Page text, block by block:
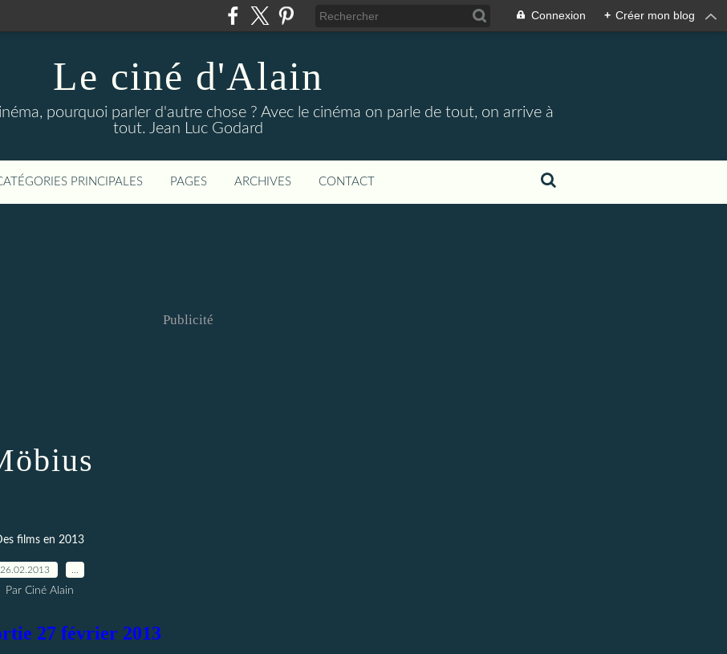
Connexion + Créer mon blog
Le ciné d'Alain
pourquoi parler d'autre chose ? Avec le cinéma on parle de tout, on arrive à
tout. Jean Luc Godard
PRINCIPALES PAGES ARCHIVES CONTACT
Publicité
films en 2013
26.02.2013
Par Ciné Alain
27 février 2013